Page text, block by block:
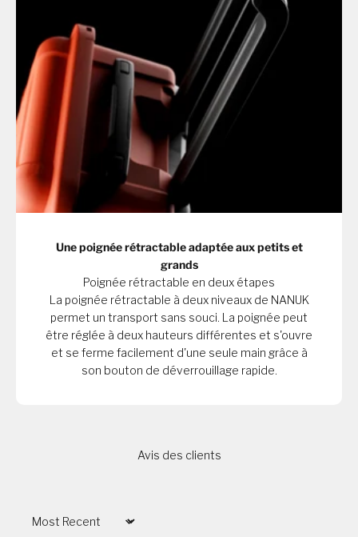
Une poignée rétractable adaptée aux petits et
grands
Poignée rétractable en deux étapes
La poignée rétractable à deux niveaux de NANUK
permet un transport sans souci. La poignée peut
être réglée à deux hauteurs différentes et s'ouvre
et se ferme facilement d'une seule main grâce à
son bouton de déverrouillage rapide.
Avis des clients
Sort by